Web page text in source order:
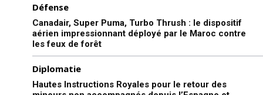
Défense
Canadair, Super Puma, Turbo Thrush : le dispositif
aérien impressionnant déployé par le Maroc contre
les feux de forêt
Diplomatie
Hautes Instructions Royales pour le retour des